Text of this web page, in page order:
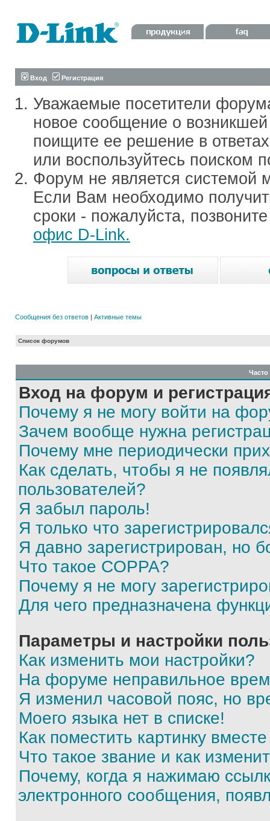
Вход Регистрация
Уважаемые посетители
новое сообщение о
поищите ее решение в
или воспользуйтесь поиском
Форум не является системой
Если Вам необходимо
сроки - пожалуйста,
офис D-Link.
Сообщения без ответов | Активные темы
Список форумов
Вход на форум и
Почему я не могу войти на
Зачем вообще нужна
Почему мне периодически
Как сделать, чтобы я не
пользователей?
Я забыл пароль!
Я только что
Я давно зарегистрирован, но
Что такое COPPA?
Почему я не могу
Для чего предназначена
Параметры и настройки
Как изменить мои настройки?
На форуме неправильное
Я изменил часовой пояс, но
Моего языка нет в списке!
Как поместить картинку
Что такое звание и как
Почему, когда я нажимаю
электронного сообщения,